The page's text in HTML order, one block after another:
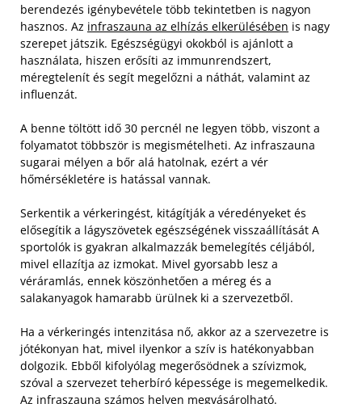
berendezés igénybevétele több tekintetben is nagyon
hasznos. Az infraszauna az elhízás elkerülésében is nagy
szerepet játszik. Egészségügyi okokból is ajánlott a
használata, hiszen erősíti az immunrendszert,
méregtelenít és segít megelőzni a náthát, valamint az
influenzát.
A benne töltött idő 30 percnél ne legyen több, viszont a
folyamatot többször is megismételheti. Az infraszauna
sugarai mélyen a bőr alá hatolnak, ezért a vér
hőmérsékletére is hatással vannak.
Serkentik a vérkeringést, kitágítják a véredényeket és
elősegítik a lágyszövetek egészségének visszaállítását A
sportolók is gyakran alkalmazzák bemelegítés céljából,
mivel ellazítja az izmokat. Mivel gyorsabb lesz a
véráramlás, ennek köszönhetően a méreg és a
salakanyagok hamarabb ürülnek ki a szervezetből.
Ha a vérkeringés intenzitása nő, akkor az a szervezetre is
jótékonyan hat, mivel ilyenkor a szív is hatékonyabban
dolgozik. Ebből kifolyólag megerősödnek a szívizmok,
szóval a szervezet teherbíró képessége is megemelkedik.
Az infraszauna számos helyen megvásárolható.